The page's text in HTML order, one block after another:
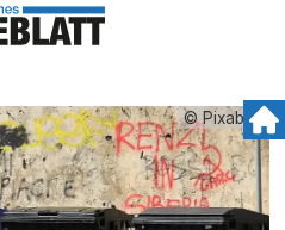
© Pixabay